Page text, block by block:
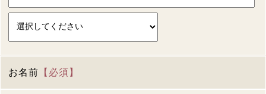
お名前 【必須】